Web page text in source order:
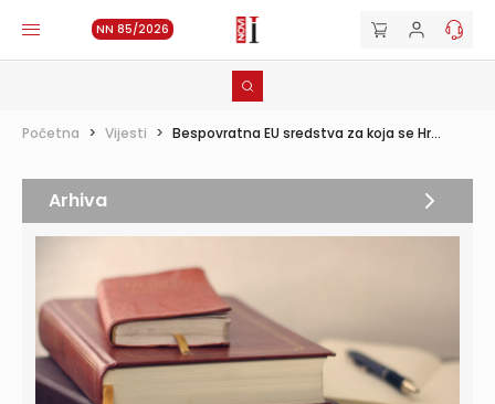
NN 85/2026
Početna > Vijesti > Bespovratna EU sredstva za koja se Hr...
Arhiva